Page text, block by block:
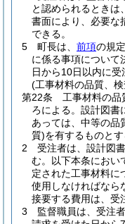
と認められるときは
書面により、必要な
できる。
5
町長は、 前項の規
に係る事項について
日から10日以内に受
(工事材料の品質、
第22条
工事材料の品
ろによる。 設計図書
あっては、中等の品
質)を有するものとす
2
受注者は、設計図
む。以下本条におい
定された工事材料に
使用しなければなら
接要する費用は、受
3
監督職員は、受注